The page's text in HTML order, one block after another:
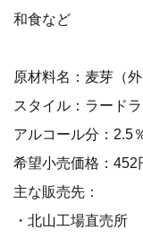
和食など
原材料名：麦芽（
スタイル：ラード
アルコール分：2.5
希望小売価格：452
主な販売先：
・北山工場直売所